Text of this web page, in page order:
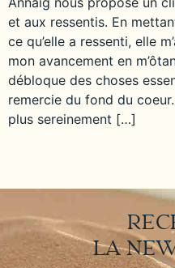
et aux ressentis. En
ce qu’elle a ressenti, elle
mon avancement en
débloque des choses
remercie du fond du
plus sereinement […]
LA